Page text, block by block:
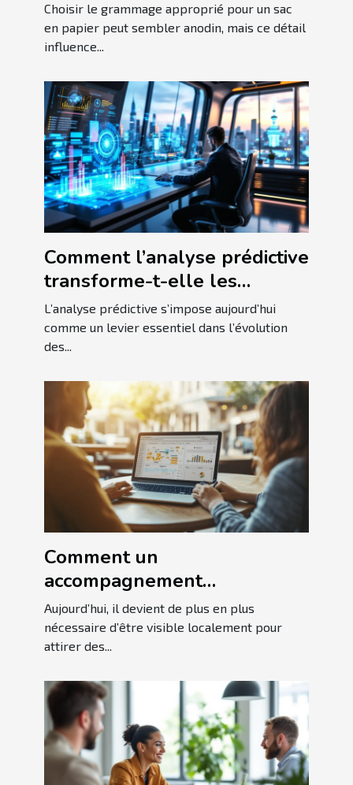
Choisir le grammage approprié pour un sac
en papier peut sembler anodin, mais ce détail
influence...
Comment l’analyse prédictive
transforme-t-elle les
stratégies d'affaires ?
L’analyse prédictive s’impose aujourd’hui
comme un levier essentiel dans l’évolution
des...
Comment un
accompagnement
personnalisé en SEO local
booste-t-il votre visibilité ?
Aujourd’hui, il devient de plus en plus
nécessaire d’être visible localement pour
attirer des...